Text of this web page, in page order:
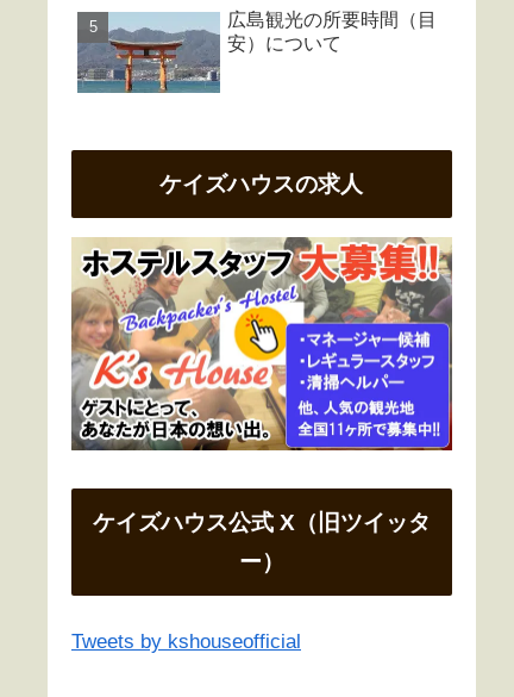
広島観光の所要時間（目
安）について
ケイズハウスの求人
ケイズハウス公式 X（旧ツイッタ
ー）
Tweets by kshouseofficial